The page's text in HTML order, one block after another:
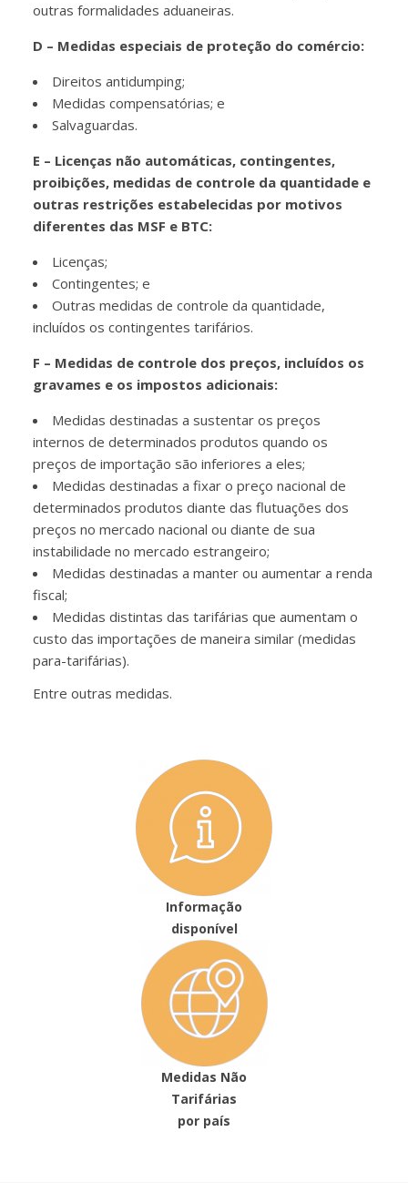
outras formalidades aduaneiras.
D – Medidas especiais de proteção do comércio:
Direitos antidumping;
Medidas compensatórias; e
Salvaguardas.
E – Licenças não automáticas, contingentes,
proibições, medidas de controle da quantidade e
outras restrições estabelecidas por motivos
diferentes das MSF e BTC:
Licenças;
Contingentes; e
Outras medidas de controle da quantidade,
incluídos os contingentes tarifários.
F – Medidas de controle dos preços, incluídos os
gravames e os impostos adicionais:
Medidas destinadas a sustentar os preços
internos de determinados produtos quando os
preços de importação são inferiores a eles;
Medidas destinadas a fixar o preço nacional de
determinados produtos diante das flutuações dos
preços no mercado nacional ou diante de sua
instabilidade no mercado estrangeiro;
Medidas destinadas a manter ou aumentar a renda
fiscal;
Medidas distintas das tarifárias que aumentam o
custo das importações de maneira similar (medidas
para-tarifárias).
Entre outras medidas.
Informação
disponível
Medidas Não
Tarifárias
por país